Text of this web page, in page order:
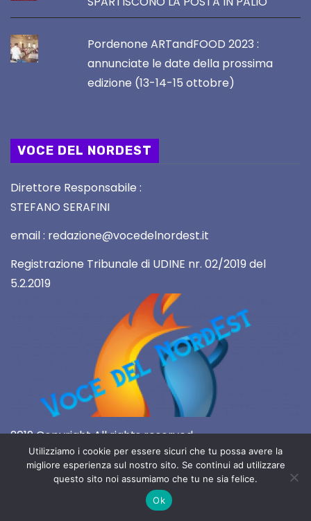
Pordenone ARTandFOOD 2023 :
annunciate le date della prossima
edizione (13-14-15 ottobre)
VOCE DEL NORDEST
Direttore Responsabile :
STEFANO SERAFINI
email : redazione@vocedelnordest.it
Registrazione Tribunale di UDINE nr. 02/2019 del
5.2.2019
2019 Copyright All rights reserved
Utilizziamo i cookie per essere sicuri che tu possa avere la
migliore esperienza sul nostro sito. Se continui ad utilizzare
questo sito noi assumiamo che tu ne sia felice.
Ok